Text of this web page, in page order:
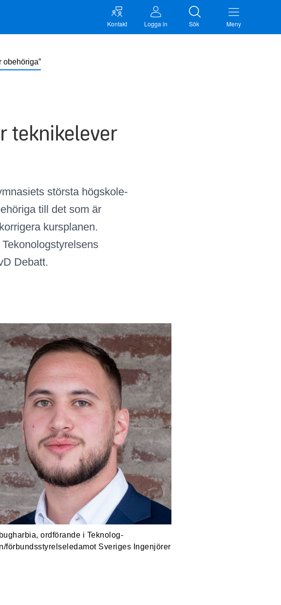
Kontakt Logga in Sök Meny
obehöriga”
teknik­elever
största högskole­
till det som är
kursplanen.
Debatt.
ordförande i Teknolog­
förbundsstyrelseledamot Sveriges Ingenjörer